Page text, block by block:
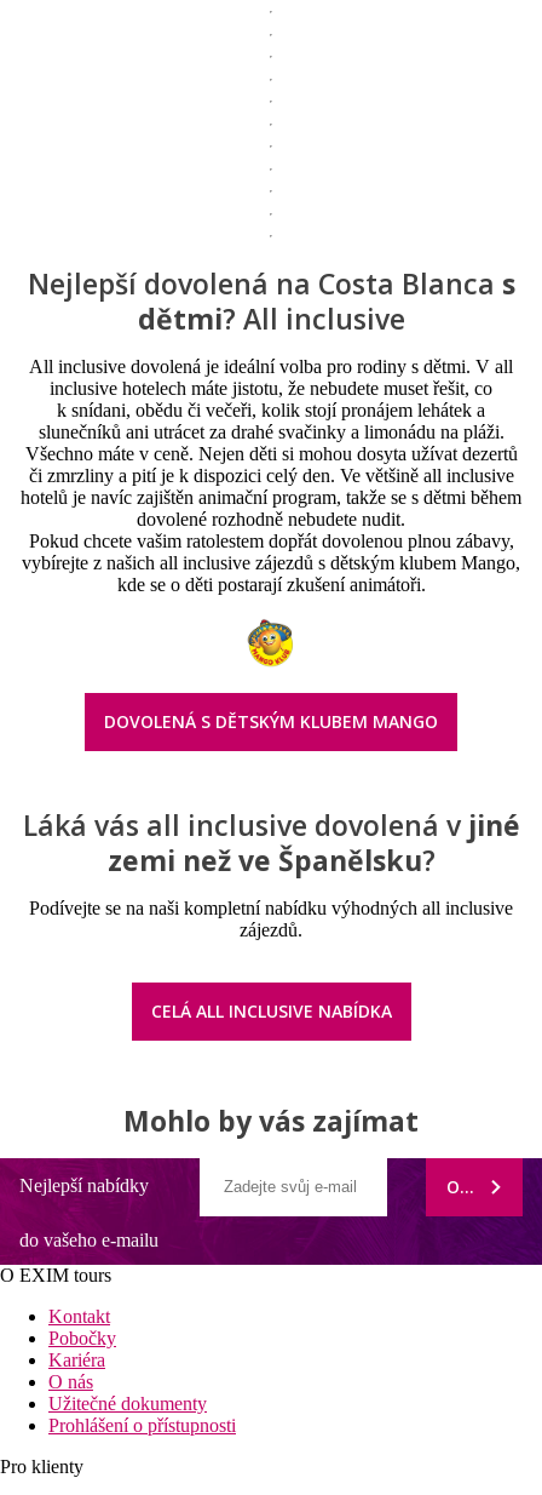
Nejlepší dovolená na Costa Blanca s
dětmi? All inclusive
All inclusive dovolená je ideální volba pro rodiny s dětmi. V all
inclusive hotelech máte jistotu, že nebudete muset řešit, co
k snídani, obědu či večeři, kolik stojí pronájem lehátek a
slunečníků ani utrácet za drahé svačinky a limonádu na pláži.
Všechno máte v ceně. Nejen děti si mohou dosyta užívat dezertů
či zmrzliny a pití je k dispozici celý den. Ve většině all inclusive
hotelů je navíc zajištěn animační program, takže se s dětmi během
dovolené rozhodně nebudete nudit.
Pokud chcete vašim ratolestem dopřát dovolenou plnou zábavy,
vybírejte z našich all inclusive zájezdů s dětským klubem Mango,
kde se o děti postarají zkušení animátoři.
DOVOLENÁ S DĚTSKÝM KLUBEM MANGO
Láká vás all inclusive dovolená vjiné
zemi než ve Španělsku?
Podívejte se na naši kompletní nabídku výhodných all inclusive
zájezdů.
CELÁ ALL INCLUSIVE NABÍDKA
Mohlo by vás zajímat
Nejlepší nabídky
do vašeho e-mailu
ODEBÍRAT
O EXIM tours
Kontakt
Pobočky
Kariéra
O nás
Užitečné dokumenty
Prohlášení o přístupnosti
Pro klienty